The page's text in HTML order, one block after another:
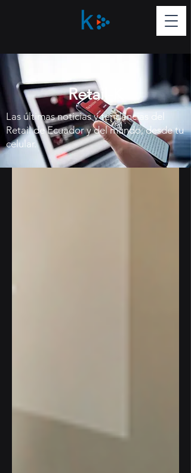
Retail-K
Las últimas noticias y tendencias del
Retail de Ecuador y del mundo, desde tu
celular.